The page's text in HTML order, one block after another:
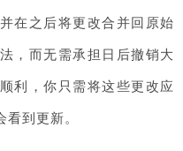
在之后将更改合并回原始
，而无需承担日后撤销大
利，你只需将这些更改应
到更新。